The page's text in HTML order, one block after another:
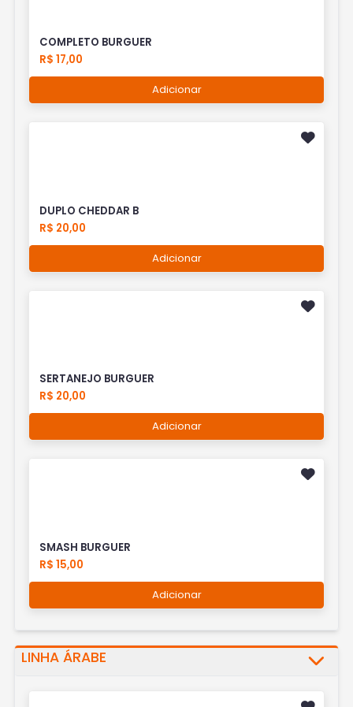
COMPLETO BURGUER
R$ 17,00
Adicionar
DUPLO CHEDDAR B
R$ 20,00
Adicionar
SERTANEJO BURGUER
R$ 20,00
Adicionar
SMASH BURGUER
R$ 15,00
Adicionar
LINHA ÁRABE